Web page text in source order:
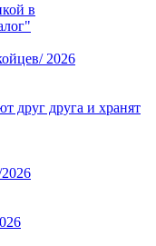
в
2026
друг друга и хранят